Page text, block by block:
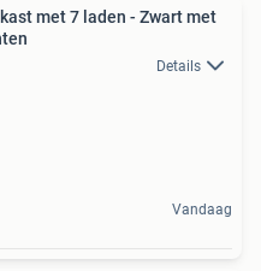
met 7 laden - Zwart met
Details
Vandaag